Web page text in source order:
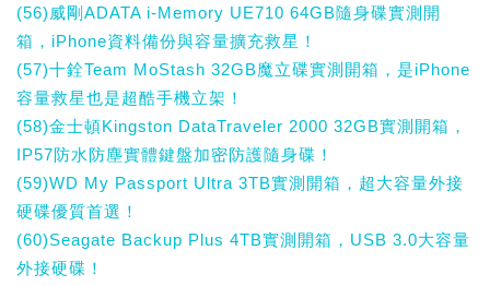
(56)威剛ADATA i-Memory UE710 64GB隨身碟實測開
箱，iPhone資料備份與容量擴充救星！
(57)十銓Team MoStash 32GB魔立碟實測開箱，是iPhone
容量救星也是超酷手機立架！
(58)金士頓Kingston DataTraveler 2000 32GB實測開箱，
IP57防水防塵實體鍵盤加密防護隨身碟！
(59)WD My Passport Ultra 3TB實測開箱，超大容量外接
硬碟優質首選！
(60)Seagate Backup Plus 4TB實測開箱，USB 3.0大容量
外接硬碟！